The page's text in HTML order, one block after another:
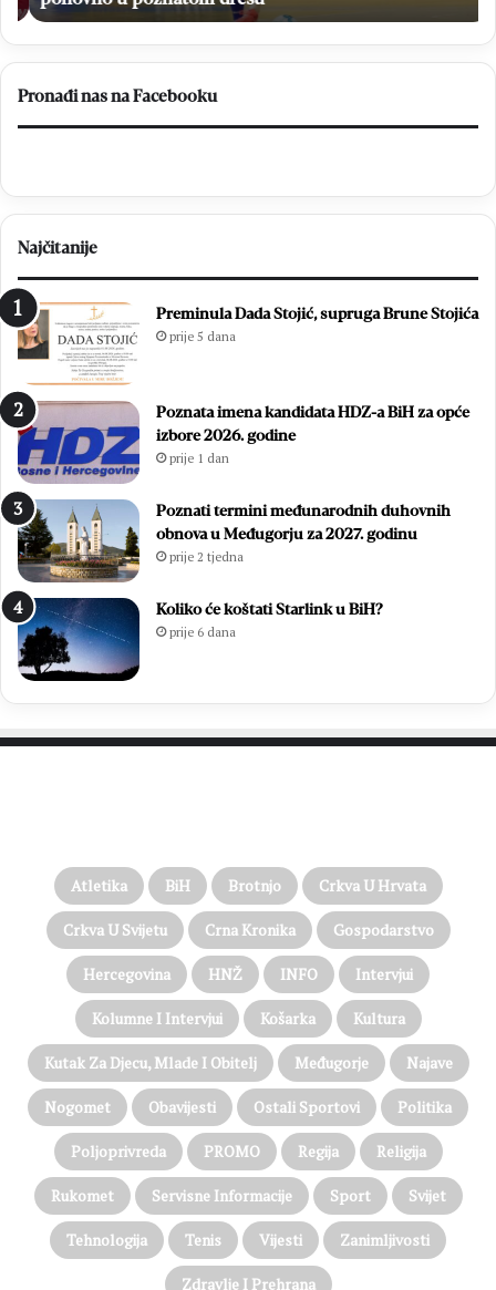
dresu
Pronađi nas na Facebooku
Najčitanije
Preminula Dada Stojić, supruga Brune Stojića
prije 5 dana
Poznata imena kandidata HDZ-a BiH za opće
izbore 2026. godine
prije 1 dan
Poznati termini međunarodnih duhovnih
obnova u Međugorju za 2027. godinu
prije 2 tjedna
Koliko će koštati Starlink u BiH?
prije 6 dana
Atletika BiH Brotnjo Crkva U Hrvata
Crkva U Svijetu Crna Kronika Gospodarstvo
Hercegovina HNŽ INFO Intervjui
Kolumne I Intervjui Košarka Kultura
Kutak Za Djecu, Mlade I Obitelj Međugorje Najave
Nogomet Obavijesti Ostali Sportovi Politika
Poljoprivreda PROMO Regija Religija
Rukomet Servisne Informacije Sport Svijet
Tehnologija Tenis Vijesti Zanimljivosti
Zdravlje I Prehrana